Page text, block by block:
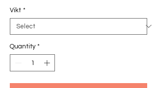
Grams
Vikt *
Quantity *